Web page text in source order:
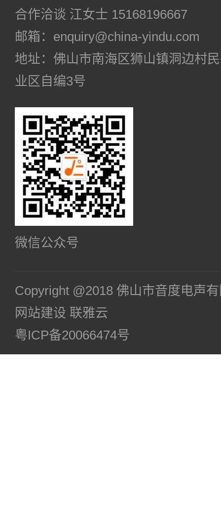
合作洽谈 江女士 15168196667
邮箱：enquiry@china-yindu.com
地址：佛山市南海区狮山镇洞边村
业区自编3号
微信公众号
Copyright @2018 佛山市音度电声
网站建设 联雅云
粤ICP备20066474号